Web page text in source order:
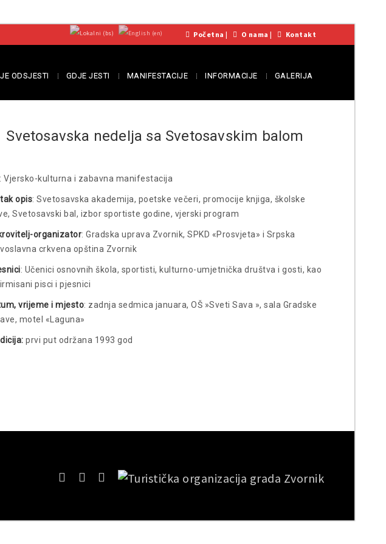
Početna | O nama | Kontakt
ODSJESTI GDJE JESTI MANIFESTACIJE INFORMACIJE GALERIJA
Svetosavska nedelja sa Svetosavskim balom
: Vjersko-kulturna i zabavna manifestacija
opis: Svetosavska akademija, poetske večeri, promocije knjiga, školske
Svetosavski bal, izbor sportiste godine, vjerski program
organizator: Gradska uprava Zvornik, SPKD «Prosvjeta» i Srpska
crkvena opština Zvornik
: Učenici osnovnih škola, sportisti, kulturno-umjetnička društva i gosti, kao
pisci i pjesnici
vrijeme i mjesto: zadnja sedmica januara, OŠ »Sveti Sava », sala Gradske
motel «Laguna»
prvi put održana 1993 god